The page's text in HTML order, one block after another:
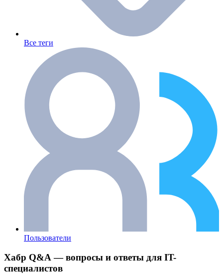
Все теги
Пользователи
Хабр Q&A — вопросы и ответы для IT-
специалистов